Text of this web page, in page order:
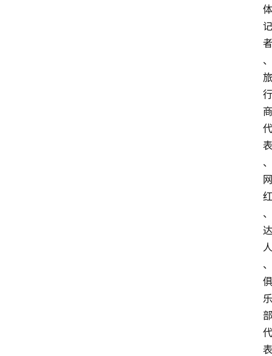
体
记
者
、
旅
行
商
代
表
、
网
红
、
达
人
、
俱
乐
部
代
表